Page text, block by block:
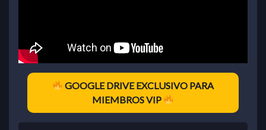
GOOGLE DRIVE EXCLUSIVO PARA
MIEMBROS VIP